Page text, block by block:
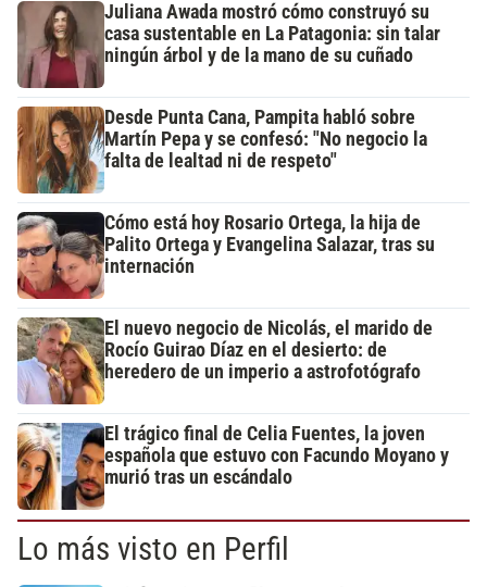
Juliana Awada mostró cómo construyó su
casa sustentable en La Patagonia: sin talar
ningún árbol y de la mano de su cuñado
Desde Punta Cana, Pampita habló sobre
Martín Pepa y se confesó: "No negocio la
falta de lealtad ni de respeto"
Cómo está hoy Rosario Ortega, la hija de
Palito Ortega y Evangelina Salazar, tras su
internación
El nuevo negocio de Nicolás, el marido de
Rocío Guirao Díaz en el desierto: de
heredero de un imperio a astrofotógrafo
El trágico final de Celia Fuentes, la joven
española que estuvo con Facundo Moyano y
murió tras un escándalo
Lo más visto en Perfil